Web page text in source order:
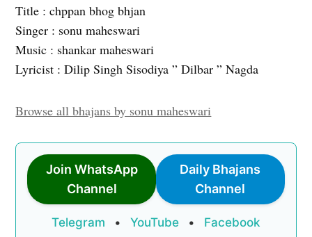
Title : chppan bhog bhjan
Singer : sonu maheswari
Music : shankar maheswari
Lyricist : Dilip Singh Sisodiya ” Dilbar ” Nagda
Browse all bhajans by sonu maheswari
Join WhatsApp
Channel
Daily Bhajans
Channel
Telegram • YouTube • Facebook